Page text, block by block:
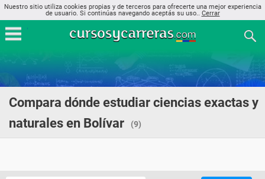
Nuestro sitio utiliza cookies propias y de terceros para ofrecerte una mejor experiencia
de usuario. Si continúas navegando aceptás su uso.. Cerrar
Compara dónde estudiar ciencias exactas y
naturales en Bolívar
(9)